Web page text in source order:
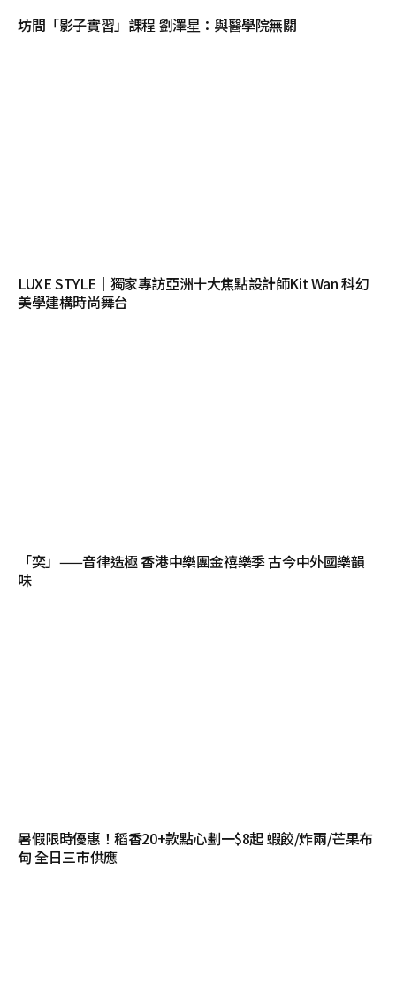
坊間「影子實習」課程 劉澤星：與醫學院無關
LUXE STYLE｜獨家專訪亞洲十大焦點設計師Kit Wan 科幻
美學建構時尚舞台
「奕」——音律造極 香港中樂團金禧樂季 古今中外國樂韻
味
暑假限時優惠！稻香20+款點心劃一$8起 蝦餃/炸兩/芒果布
甸 全日三市供應